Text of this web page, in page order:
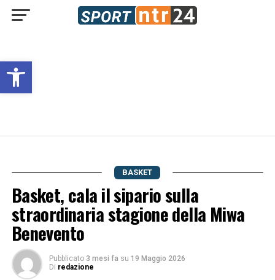
Open toolbar
BASKET
Basket, cala il sipario sulla
straordinaria stagione della Miwa
Benevento
Pubblicato 3 mesi fa su 19 Maggio 2026
Di redazione